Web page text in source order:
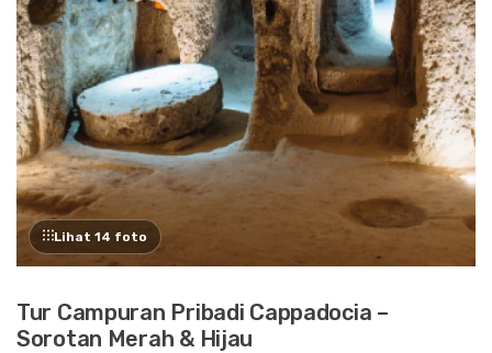
Lihat 14 foto
Tur Campuran Pribadi Cappadocia –
Sorotan Merah & Hijau